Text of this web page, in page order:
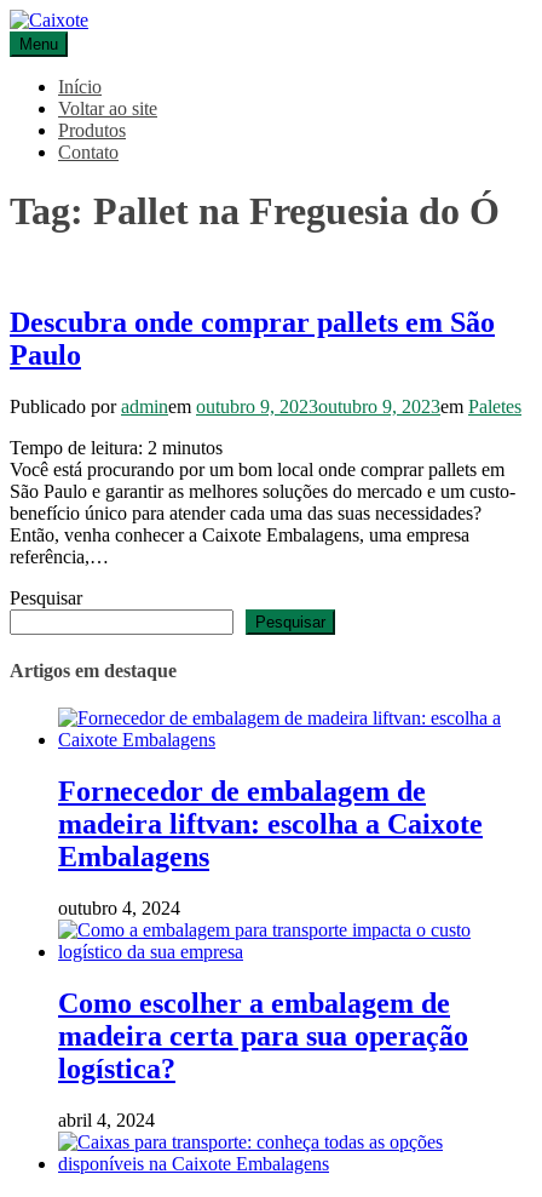
Pular
para
o
conteúdo
Caixote
Blog – Caixote
Menu
Início
Voltar ao site
Produtos
Contato
Tag: Pallet na Freguesia do Ó
Descubra onde comprar pallets em São
Paulo
Publicado poradminem outubro 9, 2023outubro 9, 2023em Paletes
Tempo de leitura: 2 minutos
Você está procurando por um bom local onde comprar pallets em
São Paulo e garantir as melhores soluções do mercado e um custo-
benefício único para atender cada uma das suas necessidades?
Então, venha conhecer a Caixote Embalagens, uma empresa
referência,…
Pesquisar
Pesquisar
Artigos em destaque
Fornecedor de embalagem de
madeira liftvan: escolha a Caixote
Embalagens
outubro 4, 2024
Como escolher a embalagem de
madeira certa para sua operação
logística?
abril 4, 2024